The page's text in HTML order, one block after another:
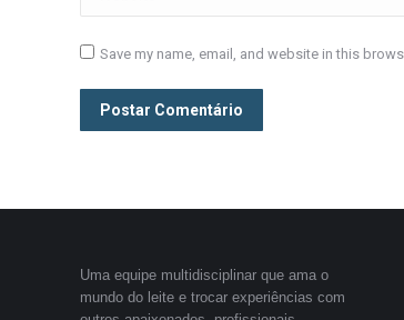
Save my name, email, and website in this
Postar Comentário
Uma equipe multidisciplinar que ama o
mundo do leite e trocar experiências com